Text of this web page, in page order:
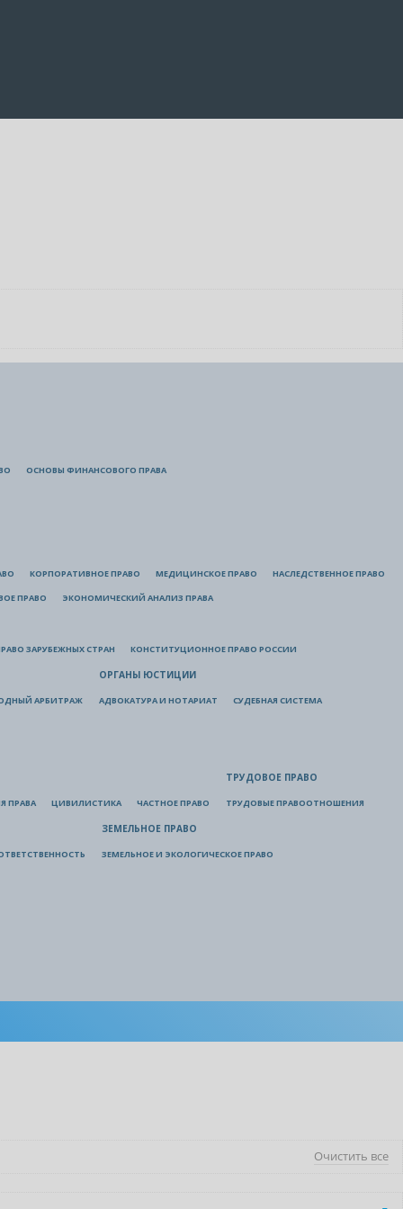
ОСНОВЫ ФИНАНСОВОГО ПРАВА
КОРПОРАТИВНОЕ ПРАВО МЕДИЦИНСКОЕ ПРАВО НАСЛЕДСТВЕННОЕ ПРАВО
ПРАВО ЭКОНОМИЧЕСКИЙ АНАЛИЗ ПРАВА
ЗАРУБЕЖНЫХ СТРАН КОНСТИТУЦИОННОЕ ПРАВО РОССИИ
АРБИТРАЖ
ОРГАНЫ ЮСТИЦИИ
АДВОКАТУРА И НОТАРИАТ СУДЕБНАЯ СИСТЕМА
ПРАВА ЦИВИЛИСТИКА ЧАСТНОЕ ПРАВО
ТРУДОВОЕ ПРАВО
ТРУДОВЫЕ ПРАВООТНОШЕНИЯ
ЗЕМЕЛЬНОЕ ПРАВО
ЗЕМЕЛЬНОЕ И ЭКОЛОГИЧЕСКОЕ ПРАВО
Очистить все